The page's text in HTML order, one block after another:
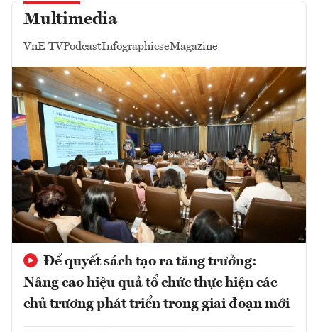
Multimedia
VnE TVPodcastInfographicseMagazine
Để quyết sách tạo ra tăng trưởng:
Nâng cao hiệu quả tổ chức thực hiện các
chủ trương phát triển trong giai đoạn mới